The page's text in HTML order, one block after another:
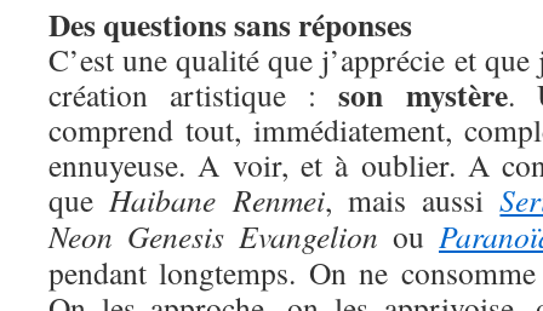
Des questions sans réponses
C’est une qualité que j’apprécie et
création artistique :son mystère.
comprend tout, immédiatement,
ennuyeuse. A voir, et à oublier. A
queHaibane Renmei, mais aussi
Neon Genesis Evangelion ou
pendant longtemps. On ne